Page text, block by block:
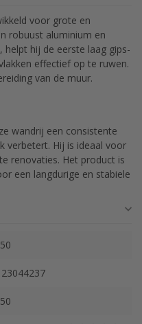
voor grote en
robuust aluminium en
hij de eerste laag gips-
effectief op te ruwen.
van de muur.
wandrij een consistente
verbetert. Hij is ideaal voor
renovaties. Het product is
een langdurige en stabiele